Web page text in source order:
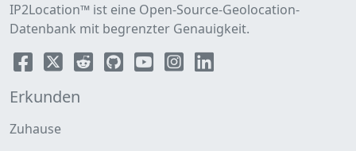
IP2Location™ ist eine Open-Source-Geolocation-
Datenbank mit begrenzter Genauigkeit.
Erkunden
Zuhause